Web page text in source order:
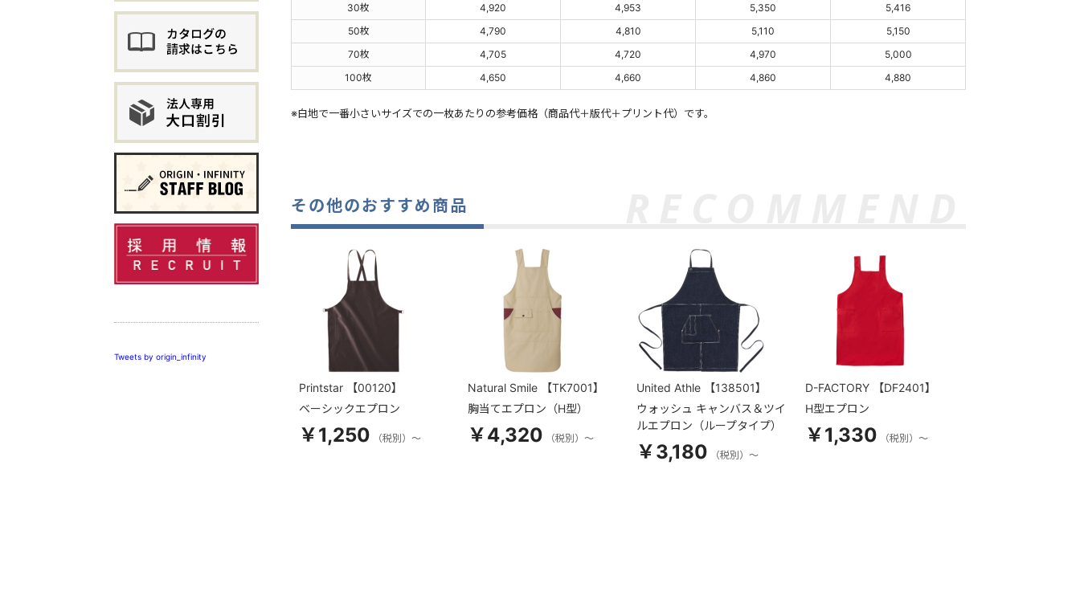
30枚
4,920 4,953 5,350
5,416
50枚
4,790 4,810 5,110
5,150
70枚
4,705 4,720 4,970
5,000
100枚
4,650 4,660 4,860 4,880
※白地で一番小さいサイズでの一枚あたりの参考価格（商品代＋版代＋プリント代）です。
その他のおすすめ商品
Printstar
【00120】
ベーシックエプロン
￥1,250 （税別）～
Natural Smile
【TK7001】
胸当てエプロン（H型）
￥4,320 （税別）～
United Athle
【138501】
ウォッシュ キャンバス＆ツイ
ルエプロン（ループタイプ）
￥3,180 （税別）～
D-FACTORY
【DF2401】
H型エプロン
￥1,330 （税別）～
Tweets by origin_infinity